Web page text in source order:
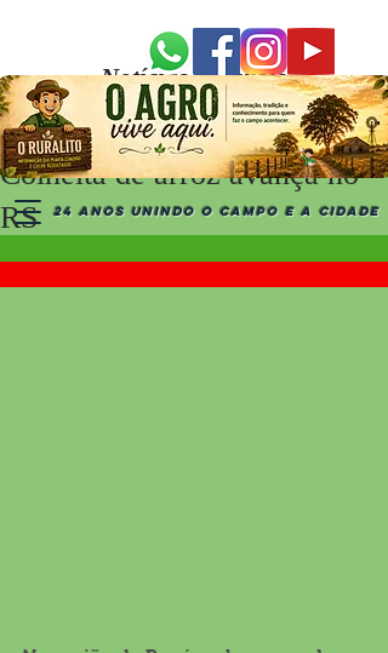
24 ANOS UNINDO O CAMPO E A CIDADE
Notícias Recentes
Colheita de arroz avança no
RS